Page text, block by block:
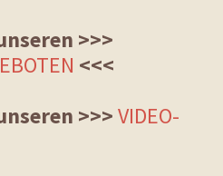
>>>
<<<
>>>VIDEO-